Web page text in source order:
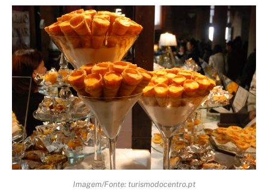
Imagem/Fonte: turismodocentro.pt